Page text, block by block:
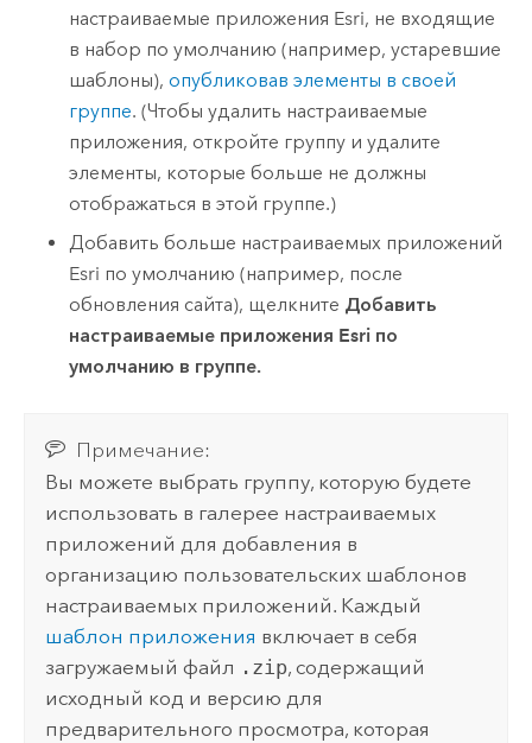
настраиваемые приложения Esri, не входящие
в набор по умолчанию (например, устаревшие
шаблоны),опубликовав элементы в своей
группе. (Чтобы удалить настраиваемые
приложения, откройте группу и удалите
элементы, которые больше не должны
отображаться в этой группе.)
Добавить больше настраиваемых приложений
Esri по умолчанию (например, после
обновления сайта), щелкните Добавить
настраиваемые приложения Esri по
умолчанию в группе.
Примечание:
Вы можете выбрать группу, которую будете
использовать в галерее настраиваемых
приложений для добавления в
организацию пользовательских шаблонов
настраиваемых приложений. Каждый
шаблон приложения включает в себя
загружаемый файл .zip, содержащий
исходный код и версию для
предварительного просмотра, которая